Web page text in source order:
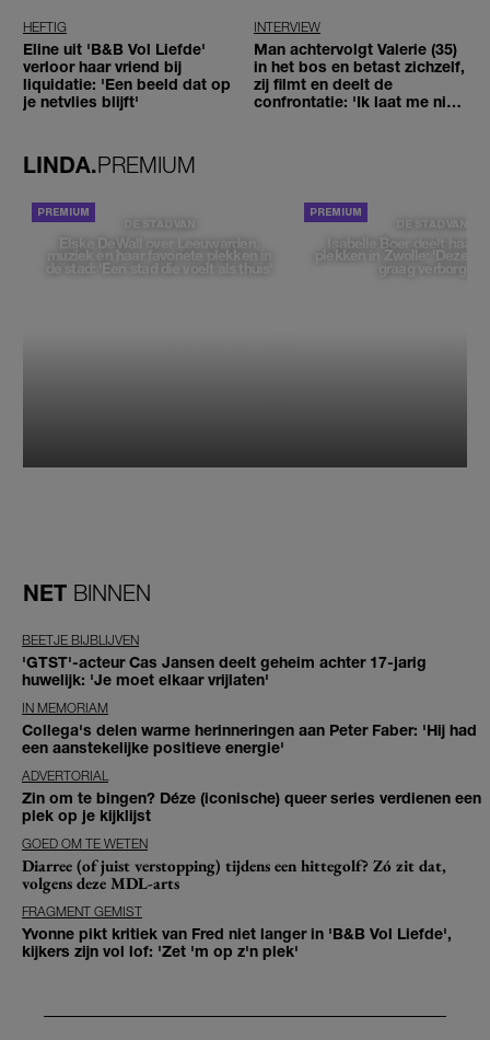
HEFTIG
Eline uit 'B&B Vol Liefde'
verloor haar vriend bij
liquidatie: 'Een beeld dat op
je netvlies blijft'
INTERVIEW
Man achtervolgt Valerie (35)
in het bos en betast zichzelf,
zij filmt en deelt de
confrontatie: 'Ik laat me niet
LINDA.PREMIUM
DE STAD VAN
Elske DeWall over Leeuwarden,
muziek en haar favoriete plekken in
de stad: 'Een stad die voelt als thuis'
DE STAD VAN
Isabelle Boer deelt haar
plekken in Zwolle: 'Deze
graag verborgen'
NET BINNEN
BEETJE BIJBLIJVEN
'GTST'-acteur Cas Jansen deelt geheim achter 17-jarig
huwelijk: 'Je moet elkaar vrijlaten'
IN MEMORIAM
Collega's delen warme herinneringen aan Peter Faber: 'Hij had
een aanstekelijke positieve energie'
ADVERTORIAL
Zin om te bingen? Déze (iconische) queer series verdienen een
plek op je kijklijst
GOED OM TE WETEN
Diarree (of juist verstopping) tijdens een hittegolf? Zó zit dat,
volgens deze MDL-arts
FRAGMENT GEMIST
Yvonne pikt kritiek van Fred niet langer in 'B&B Vol Liefde',
kijkers zijn vol lof: 'Zet 'm op z'n plek'